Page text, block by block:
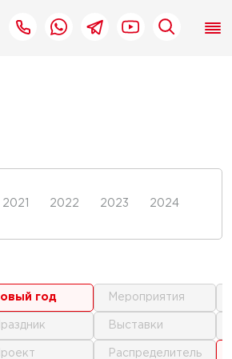
2021 2022 2023
2024
новый год
праздник
проект
мероприятия
выставки
распределитель